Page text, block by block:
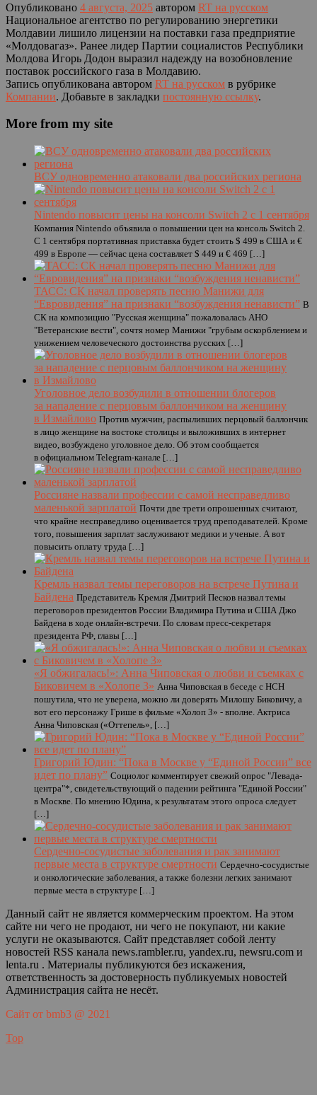
Опубликовано 4 августа, 2025 автором RT на русском
Национальное агентство по регулированию энергетики
Молдавии лишило лицензии на поставки газа предприятие
«Молдовагаз». Ранее лидер Партии социалистов Республики
Молдова Игорь Додон выразил надежду на возобновление
поставок российского газа в Молдавию.
Запись опубликована автором RT на русском в рубрике
Компании. Добавьте в закладки постоянную ссылку.
More from my site
ВСУ одновременно атаковали два российских региона
Nintendo повысит цены на консоли Switch 2 с 1 сентября
Компания Nintendo объявила о повышении цен на консоль Switch 2.
С 1 сентября портативная приставка будет стоить $ 499 в США и €
499 в Европе — сейчас цена составляет $ 449 и € 469 […]
ТАСС: СК начал проверять песню Манижи для
“Евровидения” на признаки “возбуждения ненависти” В
СК на композицию "Русская женщина" пожаловалась АНО
"Ветеранские вести", сочтя номер Манижи "грубым оскорблением и
унижением человеческого достоинства русских […]
Уголовное дело возбудили в отношении блогеров
за нападение с перцовым баллончиком на женщину
в Измайлово Против мужчин, распыливших перцовый баллончик
в лицо женщине на востоке столицы и выложивших в интернет
видео, возбуждено уголовное дело. Об этом сообщается
в официальном Telegram-канале […]
Россияне назвали профессии с самой несправедливо
маленькой зарплатой Почти две трети опрошенных считают,
что крайне несправедливо оценивается труд преподавателей. Кроме
того, повышения зарплат заслуживают медики и ученые. А вот
повысить оплату труда […]
Кремль назвал темы переговоров на встрече Путина и
Байдена Представитель Кремля Дмитрий Песков назвал темы
переговоров президентов России Владимира Путина и США Джо
Байдена в ходе онлайн-встречи. По словам пресс-секретаря
президента РФ, главы […]
«Я обжигалась!»: Анна Чиповская о любви и съемках с
Биковичем в «Холопе 3» Анна Чиповская в беседе с НСН
пошутила, что не уверена, можно ли доверять Милошу Биковичу, а
вот его персонажу Грише в фильме «Холоп 3» - вполне. Актриса
Анна Чиповская («Оттепель», […]
Григорий Юдин: “Пока в Москве у “Единой России” все
идет по плану” Социолог комментирует свежий опрос "Левада-
центра"*, свидетельствующий о падении рейтинга "Единой России"
в Москве. По мнению Юдина, к результатам этого опроса следует
[…]
Сердечно-сосудистые заболевания и рак занимают
первые места в структуре смертности Сердечно-сосудистые
и онкологические заболевания, а также болезни легких занимают
первые места в структуре […]
Данный сайт не является коммерческим проектом. На этом
сайте ни чего не продают, ни чего не покупают, ни какие
услуги не оказываются. Сайт представляет собой ленту
новостей RSS канала news.rambler.ru, yandex.ru, newsru.com и
lenta.ru . Материалы публикуются без искажения,
ответственность за достоверность публикуемых новостей
Администрация сайта не несёт.
Сайт от bmb3 @ 2021
Top